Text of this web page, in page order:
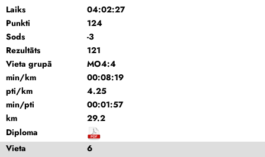
Laiks
04:02:27
Punkti
124
Sods
-3
Rezultāts
121
Vieta grupā
MO4:4
min/km
00:08:19
pti/km
4.25
min/pti
00:01:57
km
29.2
Diploma
Vieta
6